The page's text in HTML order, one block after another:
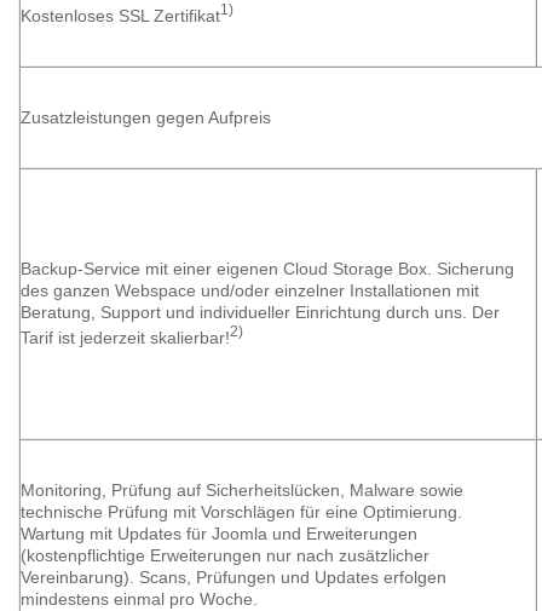
Kostenloses SSL Zertifikat1)
Zusatzleistungen gegen Aufpreis
Backup-Service mit einer eigenen Cloud Storage Box. Sicherung
des ganzen Webspace und/oder einzelner Installationen mit
Beratung, Support und individueller Einrichtung durch uns. Der
Tarif ist jederzeit skalierbar!2)
Monitoring, Prüfung auf Sicherheitslücken, Malware sowie
technische Prüfung mit Vorschlägen für eine Optimierung.
Wartung mit Updates für Joomla und Erweiterungen
(kostenpflichtige Erweiterungen nur nach zusätzlicher
Vereinbarung). Scans, Prüfungen und Updates erfolgen
mindestens einmal pro Woche.